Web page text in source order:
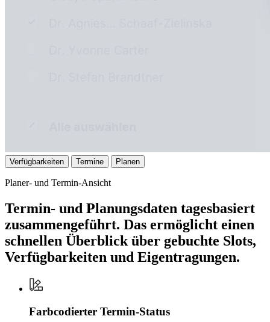
Verfügbarkeiten Termine Planen
Planer- und Termin-Ansicht
Termin- und Planungsdaten tagesbasiert
zusammengeführt. Das ermöglicht einen
schnellen Überblick über gebuchte Slots,
Verfügbarkeiten und Eigentragungen.
Farbcodierter Termin-Status